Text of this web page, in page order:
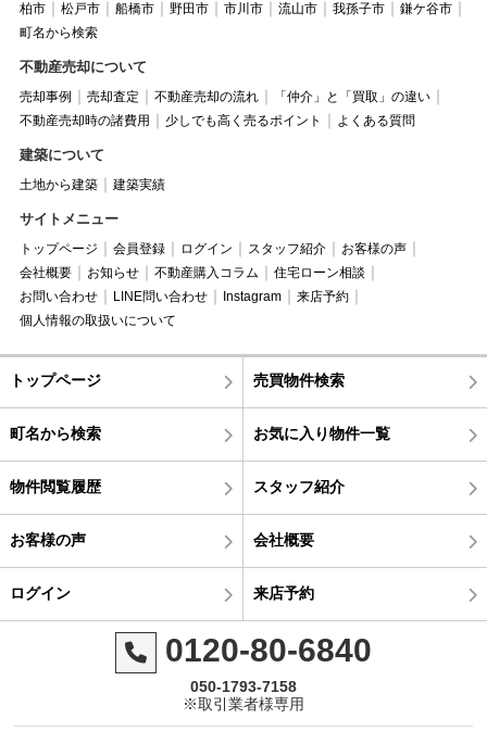
柏市 松戸市 船橋市 野田市 市川市 流山市 我孫子市
鎌ケ谷市
町名から検索
不動産売却について
売却事例 売却査定 不動産売却の流れ
「仲介」と「買取」の違い
不動産売却時の諸費用
少しでも高く売るポイント よくある質問
建築について
土地から建築 建築実績
サイトメニュー
トップページ 会員登録 ログイン スタッフ紹介
お客様の声
会社概要
お知らせ 不動産購入コラム
住宅ローン相談
お問い合わせ
LINE問い合わせ Instagram
来店予約
個人情報の取扱いについて
トップページ 売買物件検索
町名から検索 お気に入り物件一覧
物件閲覧履歴 スタッフ紹介
お客様の声 会社概要
ログイン 来店予約
0120-80-6840
050-1793-7158
※取引業者様専用